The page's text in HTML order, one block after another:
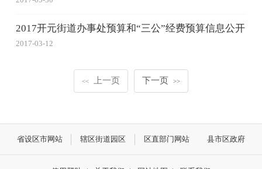
2017开元街道办事处预算和“三公”经费预算信息公开
2017-03-12
<< 上一页 下一页 >>
省设区市网站 辖区街道园区 区直部门网站 县市区政府